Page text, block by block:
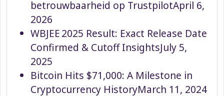
betrouwbaarheid op TrustpilotApril 6,
2026
WBJEE 2025 Result: Exact Release Date
Confirmed & Cutoff InsightsJuly 5,
2025
Bitcoin Hits $71,000: A Milestone in
Cryptocurrency HistoryMarch 11, 2024